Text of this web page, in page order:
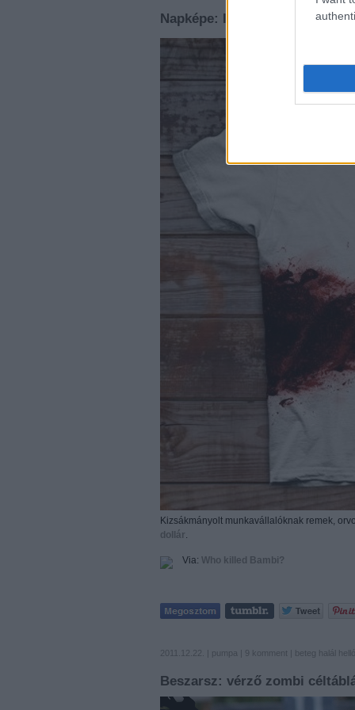
Napképe: I'm fine
Kizsákmányolt munkavállalóknak remek,
dollár
Via: Who killed Bambi?
2011.12.22. | pumpa | 9 komment | beteg halál
Beszarsz: vérző zombi